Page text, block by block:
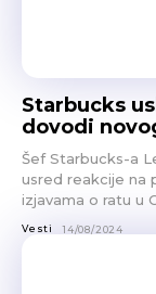
Starbucks
dovodi
Šef Starbucks-a
usred reakcije na
izjavama o ratu u
Vesti 14/08/2024